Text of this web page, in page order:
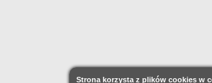
Strona korzysta z plików cookies w